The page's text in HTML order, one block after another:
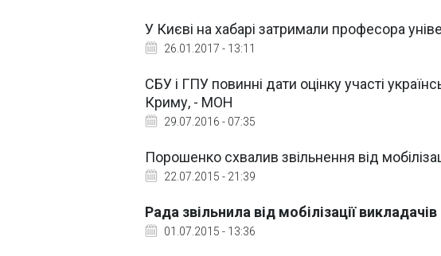
У Києві на хабарі затримали професора
26.01.2017 - 13:11
СБУ і ГПУ повинні дати оцінку участі
Криму, - МОН
29.07.2016 - 07:35
Порошенко схвалив звільнення від
22.07.2015 - 21:39
Рада звільнила від мобілізації викладачів
01.07.2015 - 13:36